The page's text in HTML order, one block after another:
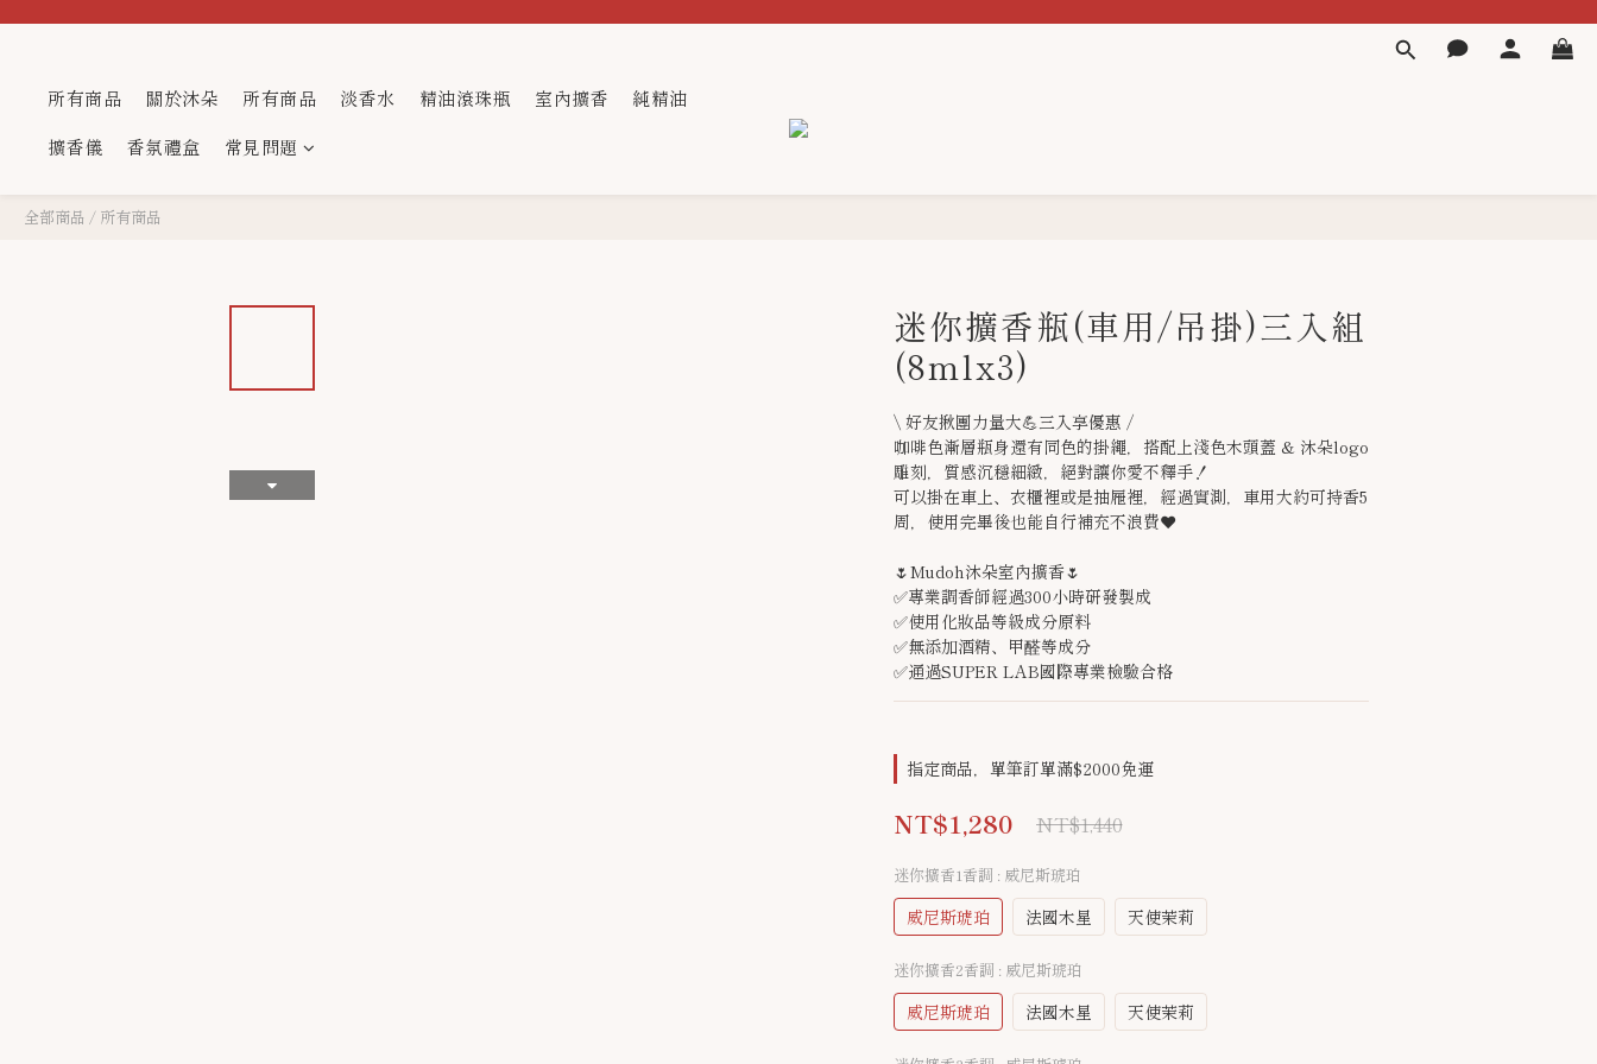
所有商品 關於沐朵 所有商品 淡香水 精油滾珠瓶 室內擴香
純精油
擴香儀
香氛禮盒 常見問題
全部商品 / 所有商品
迷你擴香瓶(車用/吊掛)三入組
(8mlx3)
\ 好友揪團力量大💪三入享優惠 /
咖啡色漸層瓶身還有同色的掛繩，搭配上淺色木頭蓋 & 沐朵logo
雕刻，質感沉穩細緻，絕對讓你愛不釋手！
可以掛在車上、衣櫃裡或是抽屜裡，經過實測，車用大約可持香5
周，使用完畢後也能自行補充不浪費❤️
🌷Mudoh沐朵室內擴香🌷
✅專業調香師經過300小時研發製成
✅使用化妝品等級成分原料
✅無添加酒精、甲醛等成分
✅通過SUPER LAB國際專業檢驗合格
指定商品，單筆訂單滿$2000免運
NT$1,280 NT$1,440
迷你擴香1香調 : 威尼斯琥珀
威尼斯琥珀 法國木星 天使茉莉
迷你擴香2香調 : 威尼斯琥珀
威尼斯琥珀 法國木星 天使茉莉